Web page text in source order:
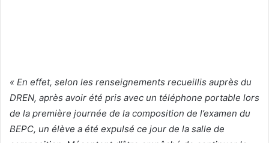
« En effet, selon les renseignements recueillis auprès du
DREN, après avoir été pris avec un téléphone portable lors
de la première journée de la composition de l’examen du
BEPC, un élève a été expulsé ce jour de la salle de